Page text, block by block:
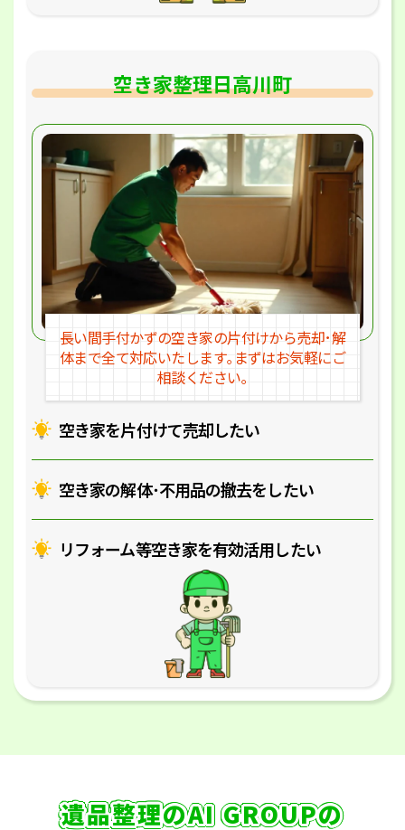
空き家整理日高川町
空き家を片付けて売却したい
空き家の解体･不用品の撤去をしたい
リフォーム等空き家を有効活用したい
長い間手付かずの空き家の片付けから売却･解
体まで全て対応いたします｡ まずはお気軽にご
相談ください｡
遺品整理のAI GROUPの